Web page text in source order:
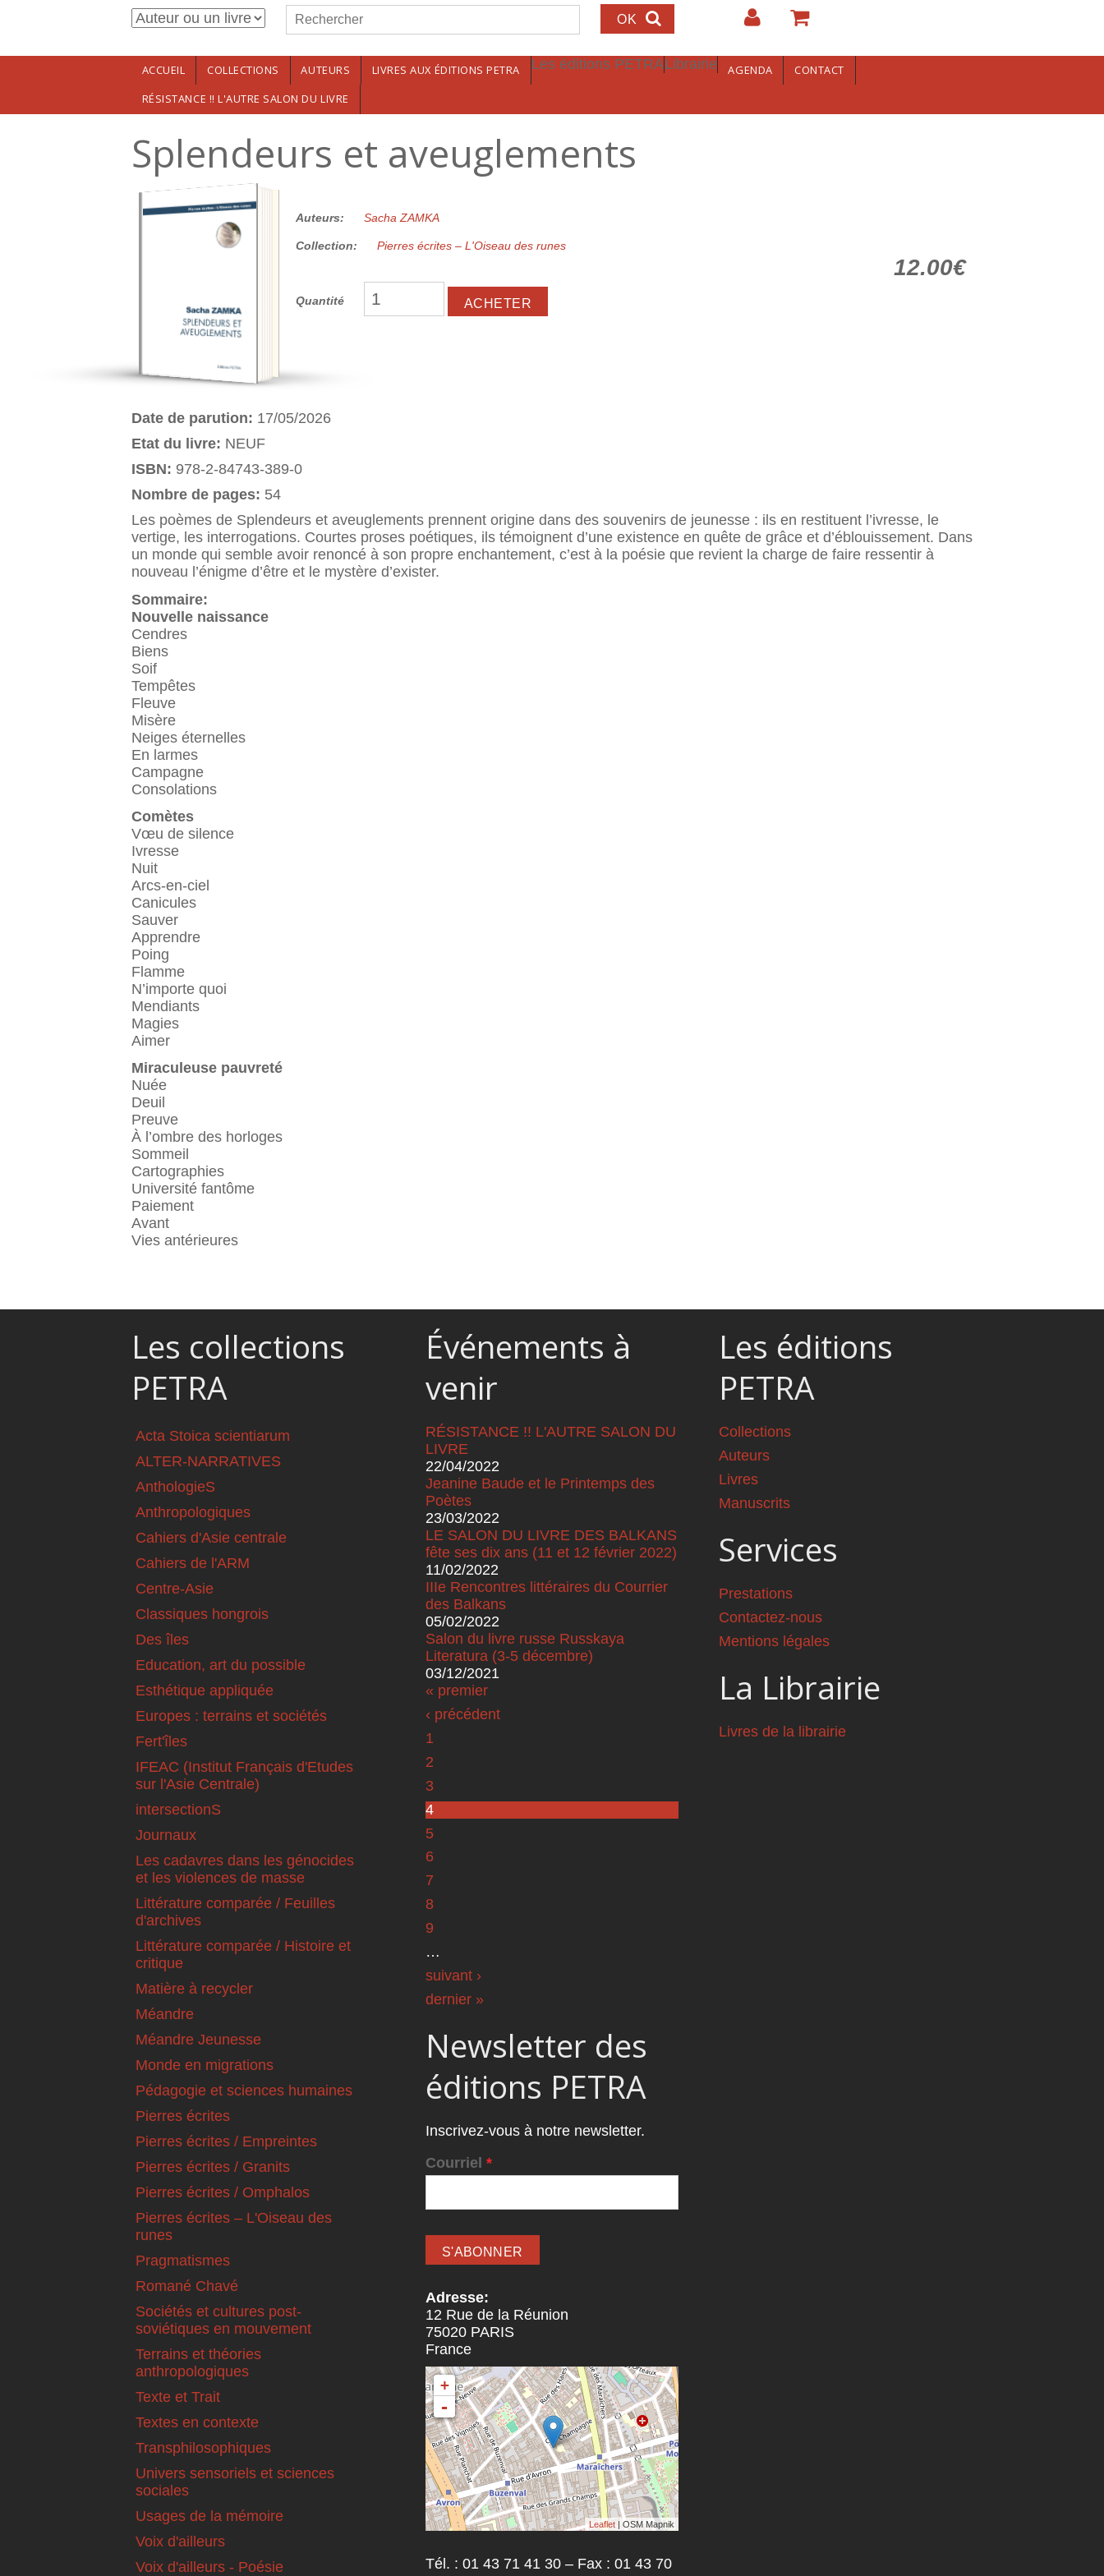
Aller au contenu principalFormulaire de recherche
Rechercher
ACCUEIL COLLECTIONS AUTEURS LIVRES AUX ÉDITIONS PETRA Les éditions PETRALibrairie AGENDA
CONTACT
RÉSISTANCE !! L'AUTRE SALON DU LIVRE
Splendeurs et aveuglements
12.00€ Auteurs: Sacha ZAMKA
Collection: Pierres écrites – L'Oiseau des runes
12.00€
Quantité
Date de parution: 17/05/2026
Etat du livre: NEUF
ISBN: 978-2-84743-389-0
Nombre de pages: 54
Les poèmes de Splendeurs et aveuglements prennent origine dans des souvenirs de jeunesse : ils en restituent l’ivresse, le
vertige, les interrogations. Courtes proses poétiques, ils témoignent d’une existence en quête de grâce et d’éblouissement. Dans
un monde qui semble avoir renoncé à son propre enchantement, c’est à la poésie que revient la charge de faire ressentir à
nouveau l’énigme d’être et le mystère d’exister.
Sommaire:
Nouvelle naissance
Cendres
Biens
Soif
Tempêtes
Fleuve
Misère
Neiges éternelles
En larmes
Campagne
Consolations
Comètes
Vœu de silence
Ivresse
Nuit
Arcs-en-ciel
Canicules
Sauver
Apprendre
Poing
Flamme
N’importe quoi
Mendiants
Magies
Aimer
Miraculeuse pauvreté
Nuée
Deuil
Preuve
À l’ombre des horloges
Sommeil
Cartographies
Université fantôme
Paiement
Avant
Vies antérieures
Les collections
PETRA
Acta Stoica scientiarum
ALTER-NARRATIVES
AnthologieS
Anthropologiques
Cahiers d'Asie centrale
Cahiers de l'ARM
Centre-Asie
Classiques hongrois
Des îles
Education, art du possible
Esthétique appliquée
Europes : terrains et sociétés
Fert'îles
IFEAC (Institut Français d'Etudes
sur l'Asie Centrale)
intersectionS
Journaux
Les cadavres dans les génocides
et les violences de masse
Littérature comparée / Feuilles
d'archives
Littérature comparée / Histoire et
critique
Matière à recycler
Méandre
Méandre Jeunesse
Monde en migrations
Pédagogie et sciences humaines
Pierres écrites
Pierres écrites / Empreintes
Pierres écrites / Granits
Pierres écrites / Omphalos
Pierres écrites – L'Oiseau des
runes
Pragmatismes
Romané Chavé
Sociétés et cultures post-
soviétiques en mouvement
Terrains et théories
anthropologiques
Texte et Trait
Textes en contexte
Transphilosophiques
Univers sensoriels et sciences
sociales
Usages de la mémoire
Voix d'ailleurs
Voix d'ailleurs - Poésie
Événements à
venir
RÉSISTANCE !! L'AUTRE SALON DU
LIVRE
22/04/2022
Jeanine Baude et le Printemps des
Poètes
23/03/2022
LE SALON DU LIVRE DES BALKANS
fête ses dix ans (11 et 12 février 2022)
11/02/2022
IIIe Rencontres littéraires du Courrier
des Balkans
05/02/2022
Salon du livre russe Russkaya
Literatura (3-5 décembre)
03/12/2021
Pages
« premier
‹ précédent
1
2
3
4
5
6
7
8
9
…
suivant ›
dernier »
Newsletter des
éditions PETRA
Inscrivez-vous à notre newsletter.
Courriel *
Adresse:
12 Rue de la Réunion
75020 PARIS
France
+
-
Leaflet | OSM Mapnik
Tél. : 01 43 71 41 30 – Fax : 01 43 70
Les éditions
PETRA
Collections
Auteurs
Livres
Manuscrits
Services
Prestations
Contactez-nous
Mentions légales
La Librairie
Livres de la librairie